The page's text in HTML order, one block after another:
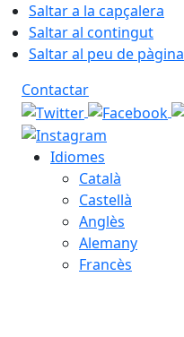
Saltar a la capçalera
Saltar al contingut
Saltar al peu de pàgina
Contactar
Idiomes
Català
Castellà
Anglès
Alemany
Francès